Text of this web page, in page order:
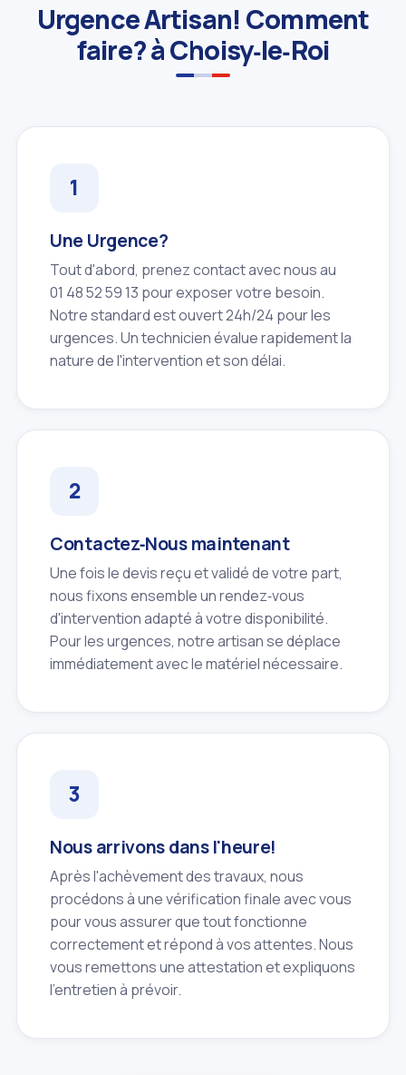
Urgence Artisan! Comment
faire? à Choisy‑le‑Roi
Une Urgence?
Tout d'abord, prenez contact avec nous au
01 48 52 59 13 pour exposer votre besoin.
Notre standard est ouvert 24h/24 pour les
urgences. Un technicien évalue rapidement la
nature de l'intervention et son délai.
Contactez‑Nous maintenant
Une fois le devis reçu et validé de votre part,
nous fixons ensemble un rendez‑vous
d'intervention adapté à votre disponibilité.
Pour les urgences, notre artisan se déplace
immédiatement avec le matériel nécessaire.
Nous arrivons dans l'heure!
Après l'achèvement des travaux, nous
procédons à une vérification finale avec vous
pour vous assurer que tout fonctionne
correctement et répond à vos attentes. Nous
vous remettons une attestation et expliquons
l'entretien à prévoir.